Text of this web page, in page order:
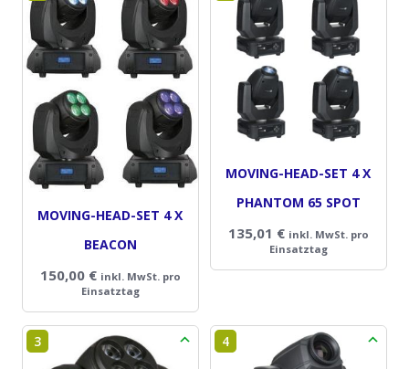
MOVING-HEAD-SET 4 X
BEACON
150,00 € inkl. MwSt. pro
Einsatztag
MOVING-HEAD-SET 4 X
PHANTOM 65 SPOT
135,01 € inkl. MwSt. pro
Einsatztag
3 4